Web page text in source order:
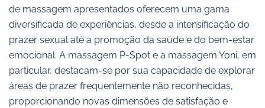
de massagem apresentados oferecem uma gama
diversificada de experiências, desde a intensificação do
prazer sexual até a promoção da saúde e do bem-estar
emocional. A massagem P-Spot e a massagem Yoni, em
particular, destacam-se por sua capacidade de explorar
áreas de prazer frequentemente não reconhecidas,
proporcionando novas dimensões de satisfação e